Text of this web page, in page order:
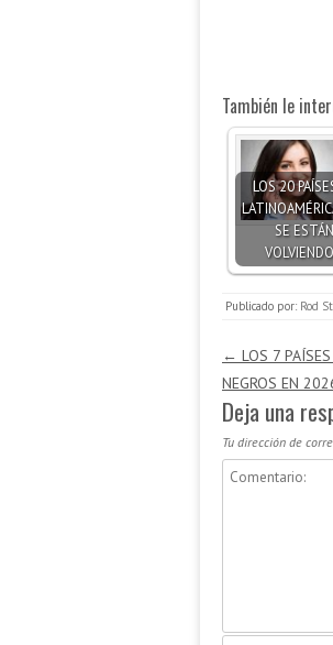
También le
LOS 20
SE ESTÁN
Publicado por: Rod
Navegación de
← LOS 7
NEGROS EN
Deja una
Tu dirección de